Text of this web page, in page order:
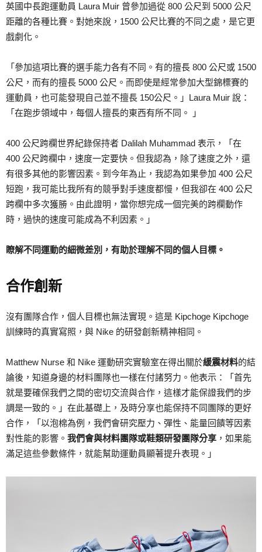
英國中長跑運動員 Laura Muir 曾參加過從 800 公尺到 5000 公尺
距離的各種比賽。對她來說，1500 公尺比賽的不同之處，是它更
戲劇化。
「參加這項比賽的選手能力各有不同。有的擅長 800 公尺或 1500
公尺，而有的擅長 5000 公尺。而即使是經常參加大型錦標賽的
運動員，也可能發現自己並不擅長 150公尺。」Laura Muir 說：
「在跑步領域中，每個人擅長的東西有所不同。 」
400 公尺跨欄世界紀錄保持者 Dalilah Muhammad 表示，「在
400 公尺跨欄中，速度一定要快。但我認為，除了速度之外，還
有很多其他的影響因素。到今年為止，我認為如果參加 400 公尺
短跑，我可能比我所有的競爭對手速度都慢，但我卻在 400 公尺
跨欄中多次獲勝。由此證明，當你想完成一個完美的跨欄動作
時，過快的速度可能成為不利因素。」
瞭解不同運動的細微差別，有助於理解不同的個人目標。
合作創新
沒有團隊合作，個人目標也無法實現。這是 Kipchoge Kipchoge
訓練時的真實寫照，與 Nike 的研發創新精神相同。
Matthew Nurse 和 Nike 運動研究實驗室在得出關於緩震材料的結
論後，知道身邊的材料團隊也一樣在付諸努力。他表示：「首先
就是要確保我們之間的密切交流與合作，這樣才能保證我們的步
調是一致的。」在此基礎上，及時分享也能保持不同團隊的更好
合作，「以泡棉為例，我們會研究壓力、彈性、能量回饋等因素
對性能的影響。 我們會與材料團隊或鞋類研發團隊分享 ，如果能
滿足這些參數條件，就能幫助運動員顯著提升表現。」